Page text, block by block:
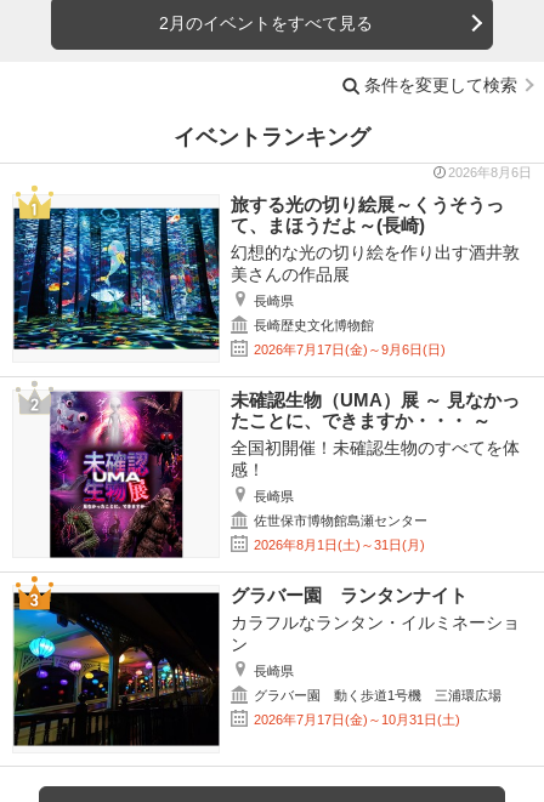
2月のイベントをすべて見る
条件を変更して検索
イベントランキング
2026年8月6日
旅する光の切り絵展～くうそうっ
て、まほうだよ～(長崎)
幻想的な光の切り絵を作り出す酒井敦
美さんの作品展
長崎県
長崎歴史文化博物館
2026年7月17日(金)～9月6日(日)
未確認生物（UMA）展 ～ 見なかっ
たことに、できますか・・・ ～
全国初開催！未確認生物のすべてを体
感！
長崎県
佐世保市博物館島瀬センター
2026年8月1日(土)～31日(月)
グラバー園 ランタンナイト
カラフルなランタン・イルミネーショ
ン
長崎県
グラバー園 動く歩道1号機 三浦環広場
2026年7月17日(金)～10月31日(土)